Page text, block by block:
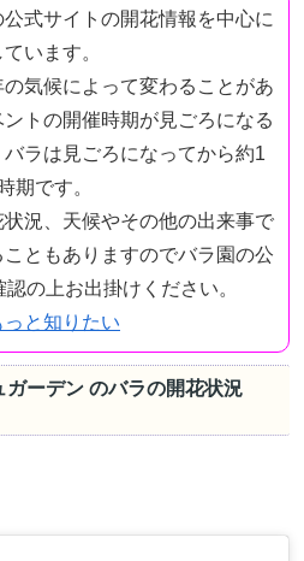
式サイトの開花情報を中心に
います。
気候によって変わることがあ
トの開催時期が見ごろになる
ラは見ごろになってから約1
期です。
況、天候やその他の出来事で
ともありますのでバラ園の公
の上お出掛けください。
と知りたい
ーデン のバラの開花状況